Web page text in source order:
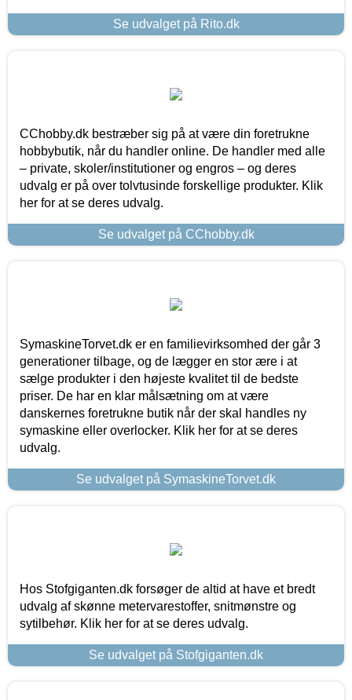
Se udvalget på Rito.dk
CChobby.dk bestræber sig på at være din foretrukne
hobbybutik, når du handler online. De handler med alle
– private, skoler/institutioner og engros – og deres
udvalg er på over tolvtusinde forskellige produkter. Klik
her for at se deres udvalg.
Se udvalget på CChobby.dk
SymaskineTorvet.dk er en familievirksomhed der går 3
generationer tilbage, og de lægger en stor ære i at
sælge produkter i den højeste kvalitet til de bedste
priser. De har en klar målsætning om at være
danskernes foretrukne butik når der skal handles ny
symaskine eller overlocker. Klik her for at se deres
udvalg.
Se udvalget på SymaskineTorvet.dk
Hos Stofgiganten.dk forsøger de altid at have et bredt
udvalg af skønne metervarestoffer, snitmønstre og
sytilbehør. Klik her for at se deres udvalg.
Se udvalget på Stofgiganten.dk